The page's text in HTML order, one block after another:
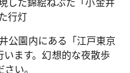
行灯
公園内にある「江戸東京
ます。幻想的な夜散歩
い。